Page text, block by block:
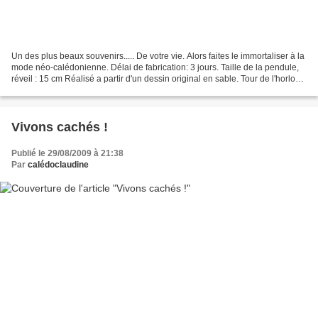
Un des plus beaux souvenirs..... De votre vie. Alors faites le immortaliser à la
mode néo-calédonienne. Délai de fabrication: 3 jours. Taille de la pendule,
réveil : 15 cm Réalisé a partir d'un dessin original en sable. Tour de l'horloge
Vivons cachés !
Publié le 29/08/2009 à 21:38
Par calédoclaudine